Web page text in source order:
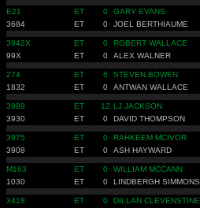
E21 ET 0 GARY EVANS
3684
ET 0 JOEL BERTHIAUME
3942X ET 0 ROBERT WALLACE
99X
ET 0 ALEX WALNER
274 ET 6 STEVEN BOWEN
1832
ET 0 ANTWAN WALLACE
3989 ET 12 LJ JACKSON
3930
ET 0 DAVID THOMPSON
3975 ET 0 RAHKEEM MCIVOR
3908
ET 0 ASH HAYWARD
M163 ET 0 WILLIAM MCCANN
1030
ET 0 LINDBERGH SIMMONS
3418 ET 0 DILLAN CLEVENSTINE